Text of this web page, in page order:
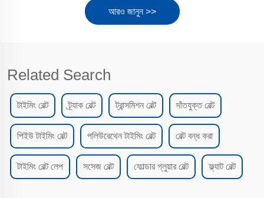
আরও জানুন >>
Related Search
টাইমিং বেল্ট ট্র্যাক বেল্ট ট্রান্সমিশন বেল্ট দাঁতযুক্ত বেল্ট
পিইউ টাইমিং বেল্ট পলিউরেথেন টাইমিং বেল্ট বেল্ট বন্ধ করা
টাইমিং বেল্ট লেপ সসেজ বেল্ট ফোল্ডার গ্লুয়ার বেল্ট ফ্ল্যাট বেল্ট